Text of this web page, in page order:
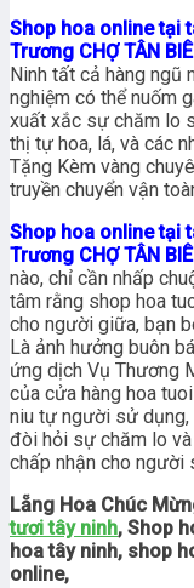
Shop hoa online tại
Trương CHỢ TÂN
Ninh tất cả hàng ngũ
nghiệm có thể nuốm
xuất xắc sự chăm lo
thị tự hoa, lá, và các
Tặng Kèm vàng
truyền chuyển vận
Shop hoa online tại
Trương CHỢ TÂN
nào, chỉ cần nhấp
tâm rằng shop hoa
cho người giữa, bạn
Là ảnh hưởng buôn
ứng dịch Vụ Thương
của cửa hàng hoa
niu tự người sử dụng,
đòi hỏi sự chăm lo
chấp nhận cho người
Lẵng Hoa Chúc
tươi tây ninh, Shop
hoa tây ninh, shop
online,